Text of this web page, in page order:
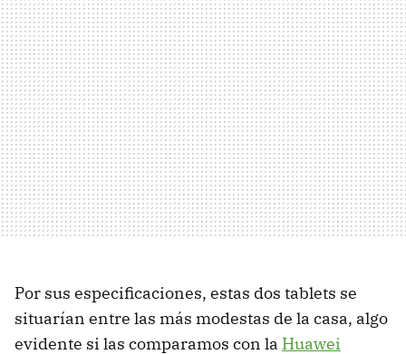
Por sus especificaciones, estas dos tablets se
situarían entre las más modestas de la casa, algo
evidente si las comparamos con la Huawei